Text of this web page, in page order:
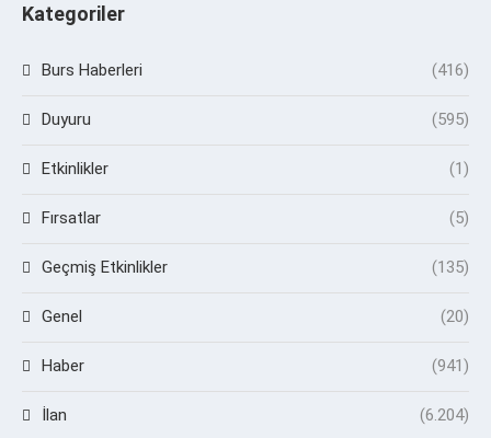
Kategoriler
Burs Haberleri (416)
Duyuru (595)
Etkinlikler (1)
Fırsatlar (5)
Geçmiş Etkinlikler (135)
Genel (20)
Haber (941)
İlan (6.204)